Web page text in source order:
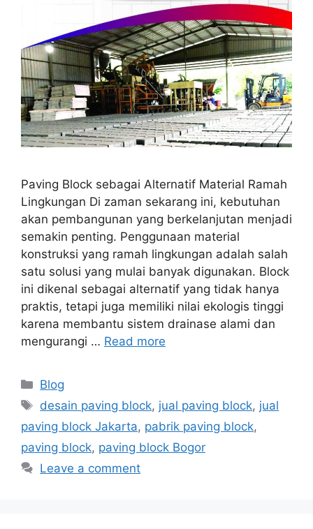
Paving Block sebagai Alternatif Material Ramah
Lingkungan Di zaman sekarang ini, kebutuhan
akan pembangunan yang berkelanjutan menjadi
semakin penting. Penggunaan material
konstruksi yang ramah lingkungan adalah salah
satu solusi yang mulai banyak digunakan. Block
ini dikenal sebagai alternatif yang tidak hanya
praktis, tetapi juga memiliki nilai ekologis tinggi
karena membantu sistem drainase alami dan
mengurangi … Read more
Blog
desain paving block, jual paving block, jual
paving block Jakarta, pabrik paving block,
paving block, paving block Bogor
Leave a comment